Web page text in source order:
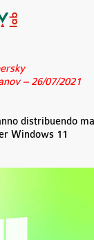
– 26/07/2021
distribuendo
Windows 11